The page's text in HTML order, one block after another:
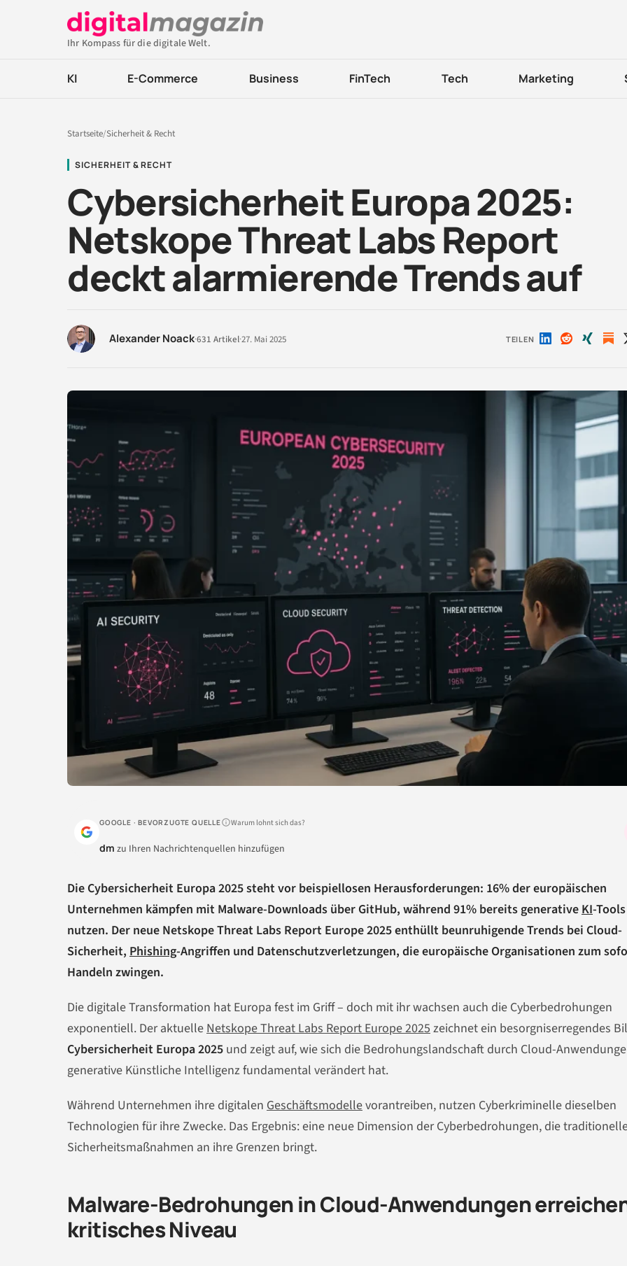
Ihr Kompass für die digitale Welt.
KI E-Commerce Business FinTech Tech Marketing
Startseite/Sicherheit & Recht
SICHERHEIT & RECHT
Cybersicherheit Europa 2025:
Netskope Threat Labs Report
deckt alarmierende Trends auf
Alexander Noack·631 Artikel·27. Mai 2025 TEILEN Auf Auf Auf
GOOGLE · BEVORZUGTE QUELLE Warum lohnt sich das?
dm zu Ihren Nachrichtenquellen hinzufügen
Die Cybersicherheit Europa 2025 steht vor beispiellosen Herausforderungen: 16% der europäischen
Unternehmen kämpfen mit Malware-Downloads über GitHub, während 91% bereits generativeKI-Tools
nutzen. Der neue Netskope Threat Labs Report Europe 2025 enthüllt beunruhigende Trends bei Cloud-
Sicherheit, Phishing-Angriffen und Datenschutzverletzungen, die europäische Organisationen zum
Handeln zwingen.
Die digitale Transformation hat Europa fest im Griff – doch mit ihr wachsen auch die Cyberbedrohungen
exponentiell. Der aktuelleNetskope Threat Labs Report Europe 2025zeichnet ein besorgniserregendes
Cybersicherheit Europa 2025 und zeigt auf, wie sich die Bedrohungslandschaft durch Cloud-
generative Künstliche Intelligenz fundamental verändert hat.
Während Unternehmen ihre digitalen Geschäftsmodellevorantreiben, nutzen Cyberkriminelle dieselben
Technologien für ihre Zwecke. Das Ergebnis: eine neue Dimension der Cyberbedrohungen, die
Sicherheitsmaßnahmen an ihre Grenzen bringt.
Malware-Bedrohungen in Cloud-Anwendungen
kritisches Niveau